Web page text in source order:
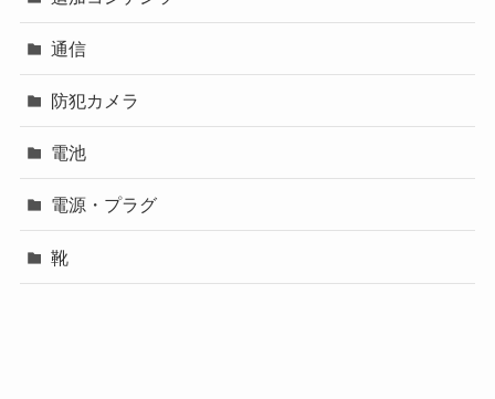
通信
防犯カメラ
電池
電源・プラグ
靴